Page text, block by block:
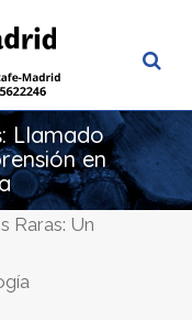
Llamado
en